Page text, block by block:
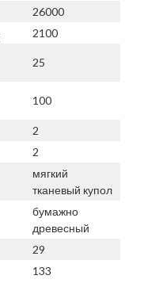
26000
2100
25
100
2
2
мягкий
тканевый купол
бумажно
древесный
29
133